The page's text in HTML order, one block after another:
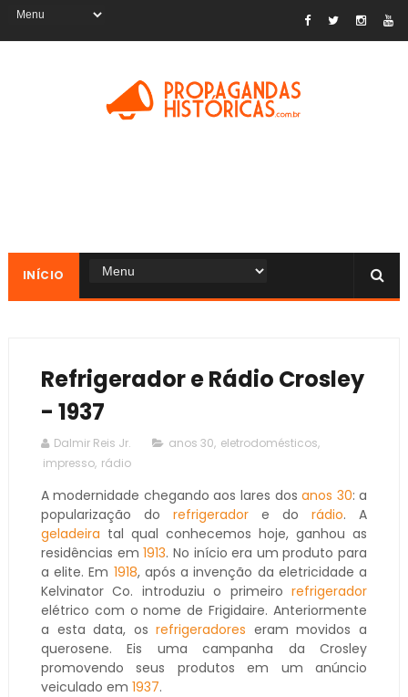
INÍCIO
Refrigerador e Rádio Crosley
- 1937
Dalmir Reis Jr. anos 30, eletrodomésticos,
impresso, rádio
A modernidade chegando aos lares dosanos 30: a
popularização do refrigeradore dorádio. A
geladeira tal qual conhecemos hoje, ganhou as
residências em1913. No início era um produto para
a elite. Em 1918, após a invenção da eletricidade a
Kelvinator Co. introduziu o primeirorefrigerador
elétrico com o nome de Frigidaire. Anteriormente
a esta data, osrefrigeradores eram movidos a
querosene. Eis uma campanha da Crosley
promovendo seus produtos em um anúncio
veiculado em 1937.